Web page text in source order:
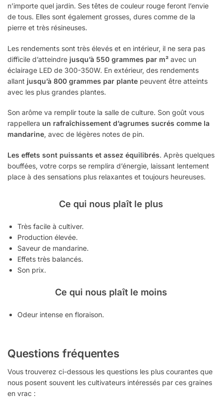
n’importe quel jardin. Ses têtes de couleur rouge feront l’envie
de tous. Elles sont également grosses, dures comme de la
pierre et très résineuses.
Les rendements sont très élevés et en intérieur, il ne sera pas
difficile d’atteindre jusqu’à 550 grammes par m² avec un
éclairage LED de 300-350W. En extérieur, des rendements
allant jusqu’à 800 grammes par plante peuvent être atteints
avec les plus grandes plantes.
Son arôme va remplir toute la salle de culture. Son goût vous
rappellera un rafraîchissement d’agrumes sucrés comme la
mandarine, avec de légères notes de pin.
Les effets sont puissants et assez équilibrés. Après quelques
bouffées, votre corps se remplira d’énergie, laissant lentement
place à des sensations plus relaxantes et toujours heureuses.
Ce qui nous plaît le plus
Très facile à cultiver.
Production élevée.
Saveur de mandarine.
Effets très balancés.
Son prix.
Ce qui nous plaît le moins
Odeur intense en floraison.
Questions fréquentes
Vous trouverez ci-dessous les questions les plus courantes que
nous posent souvent les cultivateurs intéressés par ces graines
en vrac :